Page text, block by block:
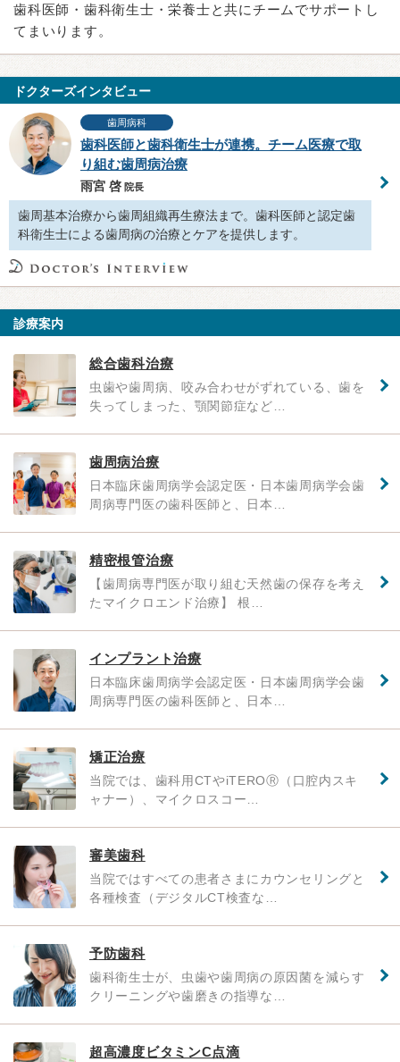
歯科医師・歯科衛生士・栄養士と共にチームでサポートし
てまいります。
ドクターズインタビュー
歯周病科
歯科医師と歯科衛生士が連携。チーム医療で取
り組む歯周病治療
雨宮 啓 院長
歯周基本治療から歯周組織再生療法まで。歯科医師と認定歯
科衛生士による歯周病の治療とケアを提供します。
診療案内
総合歯科治療
虫歯や歯周病、咬み合わせがずれている、歯を
失ってしまった、顎関節症など…
歯周病治療
日本臨床歯周病学会認定医・日本歯周病学会歯
周病専門医の歯科医師と、日本…
精密根管治療
【歯周病専門医が取り組む天然歯の保存を考え
たマイクロエンド治療】 根…
インプラント治療
日本臨床歯周病学会認定医・日本歯周病学会歯
周病専門医の歯科医師と、日本…
矯正治療
当院では、歯科用CTやiTEROⓇ（口腔内スキ
ャナー）、マイクロスコー…
審美歯科
当院ではすべての患者さまにカウンセリングと
各種検査（デジタルCT検査な…
予防歯科
歯科衛生士が、虫歯や歯周病の原因菌を減らす
クリーニングや歯磨きの指導な…
超高濃度ビタミンC点滴